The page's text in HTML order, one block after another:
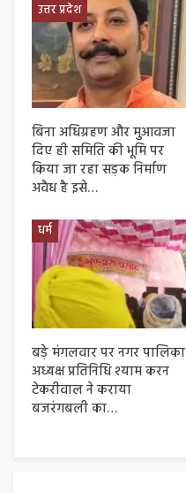
उत्तर प्रदेश
बिना अधिग्रहण और मुआवजा
दिए ही समिति की भूमि पर
किया जा रहा सड़क निर्माण
अवैध है इसे…
धर्म
बड़े मंगलवार पर नगर पालिका
अध्यक्ष प्रतिनिधि श्याम करन
टेकरीवाल ने कराया
बजरंगबली का…